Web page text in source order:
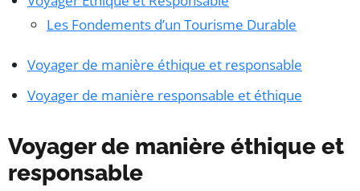
Les Fondements d’un Tourisme Durable
Voyager de manière éthique et responsable
Voyager de manière responsable et éthique
Voyager de manière éthique et
responsable